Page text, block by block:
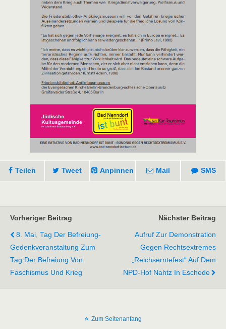
Teilen Tweet Anpinnen Mail SMS
Vorheriger Beitrag
8. Mai, Tag Der Befreiung-
Gedenkveranstaltung Zum
Tag Der Befreiung Von
Faschismus Und Krieg
Nächster Beitrag
Aufruf Zur Demonstration
Gegen Rechtsextremes
„Reichserntefest“ Auf Dem
NPD-Hof Nahtz In Eschede
Zum Seitenanfang